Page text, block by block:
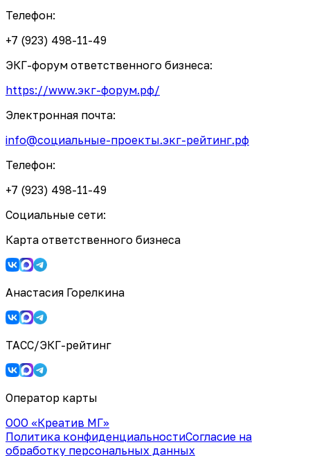
Телефон:
+7 (923) 498-11-49
ЭКГ-форум ответственного бизнеса:
https://www.экг-форум.рф/
Электронная почта:
info@социальные-проекты.экг-рейтинг.рф
Телефон:
+7 (923) 498-11-49
Социальные сети:
Карта ответственного бизнеса
Анастасия Горелкина
ТАСС/ЭКГ-рейтинг
Оператор карты
ООО «Креатив МГ»
Политика конфиденциальностиСогласие на
обработку персональных данных